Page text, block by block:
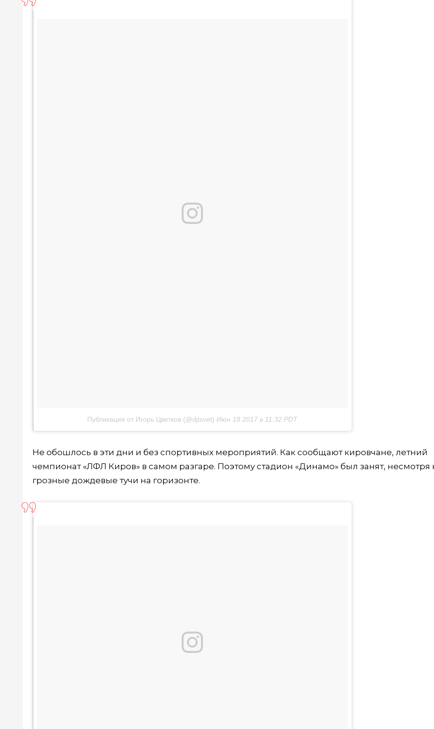
Публикация от Игорь Цветков (@djtsvet) Июн 18 2017 в 11:32 PDT
Не обошлось в эти дни и без спортивных мероприятий. Как сообщают кировчане, летний
чемпионат «ЛФЛ Киров» в самом разгаре. Поэтому стадион «Динамо» был занят, несмотря
грозные дождевые тучи на горизонте.